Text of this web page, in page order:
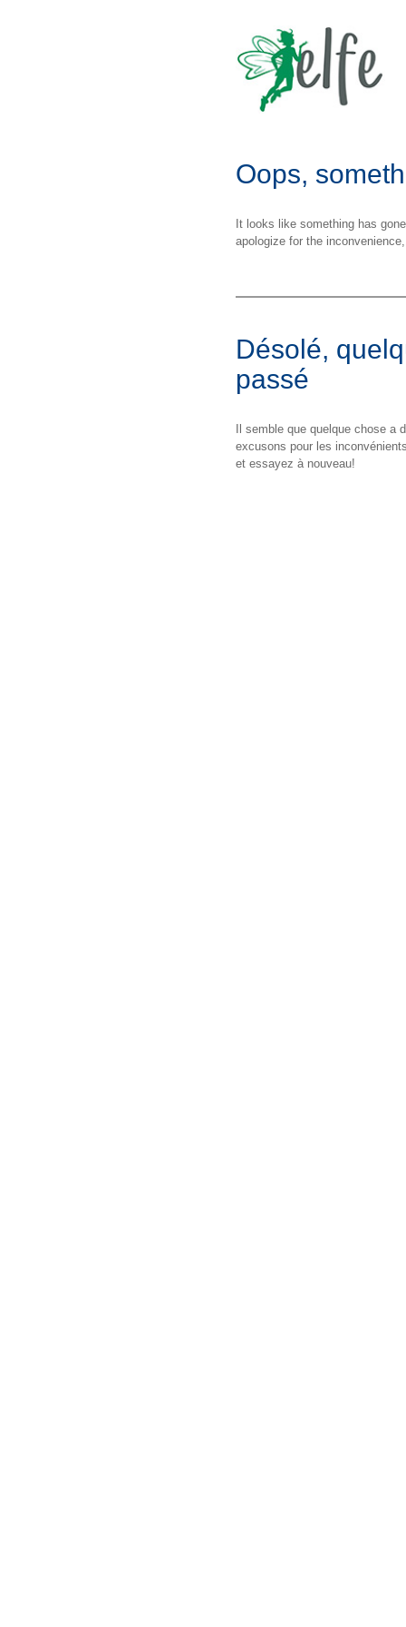
Oops,
It looks like something has
apologize for the
Désolé,
passé
Il semble que quelque chose a
excusons pour les
et essayez à nouveau!